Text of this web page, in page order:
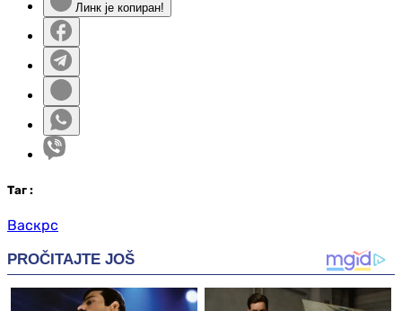
Линк је копиран!
Таг :
Васкрс